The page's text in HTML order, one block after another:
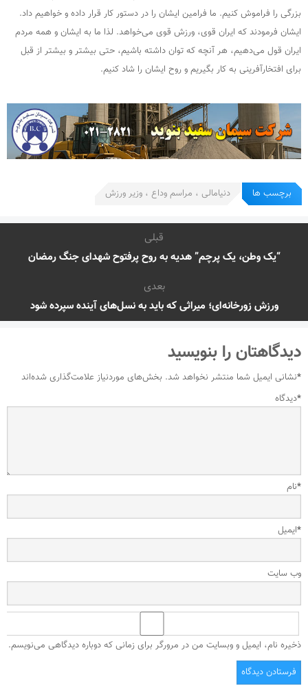
بزرگی را فراموش کنیم. ما فرامین ایشان را در دستور کار قرار داده و خواهیم داد.
ایشان فرمودند که ایران قوی، ورزش قوی می‌خواهد. لذا ما به ایشان و همه مردم
ایران قول می‌دهیم، هر آنچه که توان داشته باشیم، حتی بیشتر و بیشتر از قبل
برای افتخارآفرینی به کار بگیریم و روح ایشان را شاد کنیم.
برچسب ها دنیامالی ، مراسم وداع ، وزیر ورزش
قبلی
“یک وطن، یک پرچم” هدیه به روح پرفتوح شهدای جنگ رمضان
بعدی
ورزش زورخانه‌ای؛ میراثی که باید به نسل‌های آینده سپرده شود
دیدگاهتان را بنویسید
نشانی ایمیل شما منتشر نخواهد شد. بخش‌های موردنیاز علامت‌گذاری شده‌اند
*
دیدگاه*
نام*
ایمیل*
وب‌ سایت
ذخیره نام، ایمیل و وبسایت من در مرورگر برای زمانی که دوباره دیدگاهی می‌نویسم.